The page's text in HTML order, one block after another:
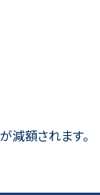
減額されます。